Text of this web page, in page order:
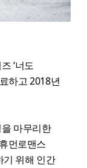
‘너도
하고 2018년
마무리한
먼로맨스
기 위해 인간